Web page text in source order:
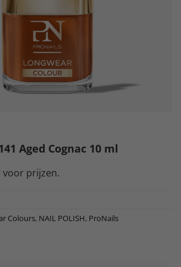
Aged Cognac 10 ml
voor prijzen.
Colours, NAIL POLISH, ProNails